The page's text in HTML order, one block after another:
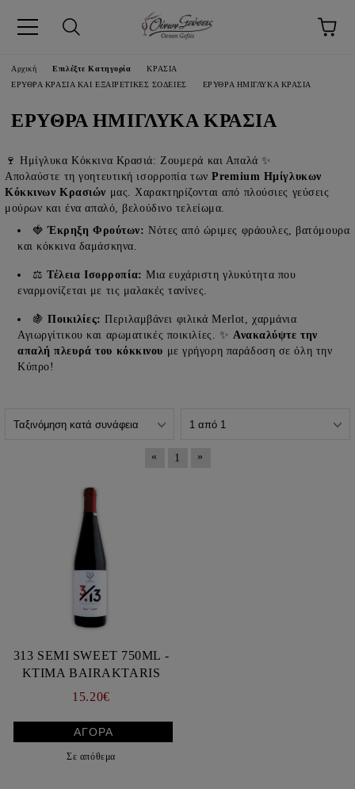
Αρχική Επιλέξτε Κατηγορία
ΚΡΑΣΙΑ
ΕΡΥΘΡΑ ΚΡΑΣΙΑ ΚΑΙ ΕΞΑΙΡΕΤΙΚΕΣ ΣΟΔΕΙΕΣ
ΕΡΥΘΡΑ ΗΜΙΓΛΥΚΑ ΚΡΑΣΙΑ
ΕΡΥΘΡΑ ΗΜΙΓΛΥΚΑ ΚΡΑΣΙΑ
🍷 Ημίγλυκα Κόκκινα Κρασιά: Ζουμερά και Απαλά ✨
Απολαύστε τη γοητευτική ισορροπία τωνPremium Ημίγλυκων
Κόκκινων Κρασιών μας. Χαρακτηρίζονται από πλούσιες γεύσεις
μούρων και ένα απαλό, βελούδινο τελείωμα.
🍓Έκρηξη Φρούτων: Νότες από ώριμες φράουλες, βατόμουρα
και κόκκινα δαμάσκηνα.
⚖️Τέλεια Ισορροπία: Μια ευχάριστη γλυκύτητα που
εναρμονίζεται με τις μαλακές τανίνες.
🍇Ποικιλίες: Περιλαμβάνει φιλικά Merlot, χαρμάνια
Αγιωργίτικου και αρωματικές ποικιλίες. ✨ Ανακαλύψτε την
απαλή πλευρά του κόκκινου με γρήγορη παράδοση σε όλη την
Κύπρο!
« 1 »
313 SEMI SWEET 750ML -
KTIMA BAIRAKTARIS
15.20€
Σε απόθεμα